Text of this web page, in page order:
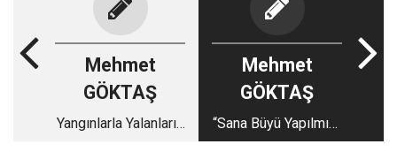
Mehmet
GÖKTAŞ
Yangınlarla Yalanların
Mehmet
GÖKTAŞ
“Sana Büyü Yapılmış”
Denince Rahatladı